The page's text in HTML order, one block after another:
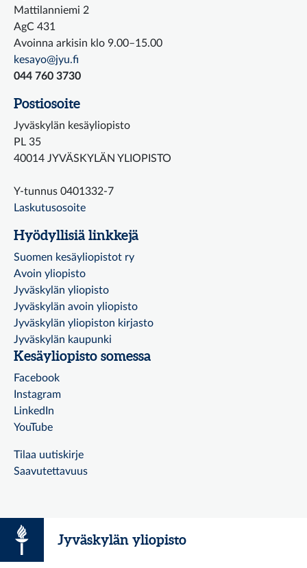
Mattilanniemi 2
AgC 431
Avoinna arkisin klo 9.00–15.00
kesayo@jyu.fi
044 760 3730
Postiosoite
Jyväskylän kesäyliopisto
PL 35
40014 JYVÄSKYLÄN YLIOPISTO
Y-tunnus 0401332-7
Laskutusosoite
Hyödyllisiä linkkejä
Suomen kesäyliopistot ry
Avoin yliopisto
Jyväskylän yliopisto
Jyväskylän avoin yliopisto
Jyväskylän yliopiston kirjasto
Jyväskylän kaupunki
Kesäyliopisto somessa
Facebook
Instagram
LinkedIn
YouTube
Tilaa uutiskirje
Saavutettavuus
Jyväskylän yliopisto